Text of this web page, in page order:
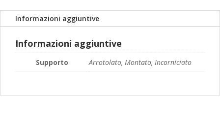
189,00€
Informazioni aggiuntive
Informazioni aggiuntive
Supporto Arrotolato, Montato, Incorniciato